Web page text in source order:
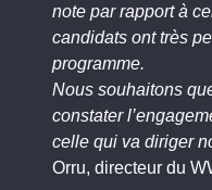
note par rapport à
candidats ont très
programme.
Nous souhaitons
constater
celle qui va diriger
Orru, directeur du